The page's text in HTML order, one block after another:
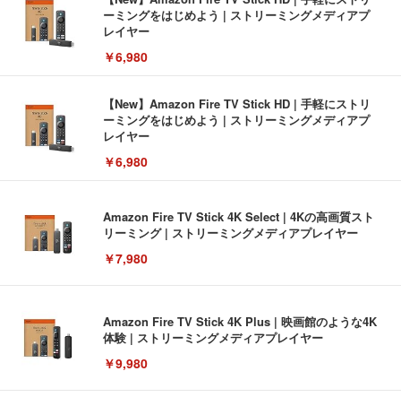
ーミングをはじめよう | ストリーミングメディアプ
レイヤー
￥6,980
【New】Amazon Fire TV Stick HD | 手軽にストリ
ーミングをはじめよう | ストリーミングメディアプ
レイヤー
￥6,980
Amazon Fire TV Stick 4K Select | 4Kの高画質スト
リーミング | ストリーミングメディアプレイヤー
￥7,980
Amazon Fire TV Stick 4K Plus | 映画館のような4K
体験 | ストリーミングメディアプレイヤー
￥9,980